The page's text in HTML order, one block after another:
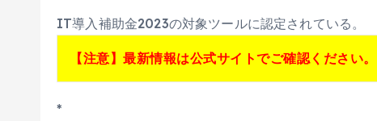
IT導入補助金2023の対象ツールに認定されている。
【注意】最新情報は公式サイトでご確認ください。
*